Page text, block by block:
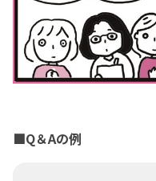
■Q＆Aの例